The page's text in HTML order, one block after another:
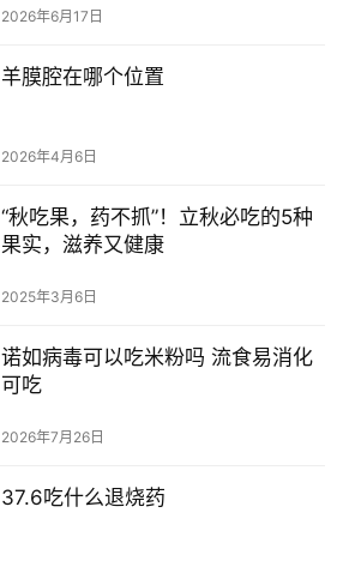
2026年6月17日
羊膜腔在哪个位置
2026年4月6日
“秋吃果，药不抓”！立秋必吃的5种
果实，滋养又健康
2025年3月6日
诺如病毒可以吃米粉吗 流食易消化
可吃
2026年7月26日
37.6吃什么退烧药